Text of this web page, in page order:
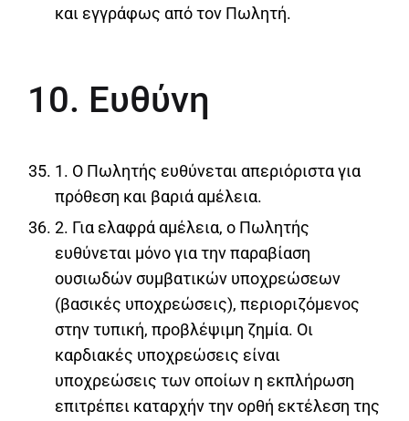
και εγγράφως από τον Πωλητή.
10. Ευθύνη
1. Ο Πωλητής ευθύνεται απεριόριστα για
πρόθεση και βαριά αμέλεια.
2. Για ελαφρά αμέλεια, ο Πωλητής
ευθύνεται μόνο για την παραβίαση
ουσιωδών συμβατικών υποχρεώσεων
(βασικές υποχρεώσεις), περιοριζόμενος
στην τυπική, προβλέψιμη ζημία. Οι
καρδιακές υποχρεώσεις είναι
υποχρεώσεις των οποίων η εκπλήρωση
επιτρέπει καταρχήν την ορθή εκτέλεση της